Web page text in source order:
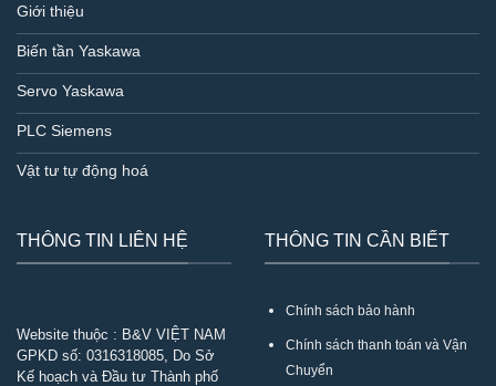
Giới thiệu
Biến tần Yaskawa
Servo Yaskawa
PLC Siemens
Vật tư tự động hoá
THÔNG TIN LIÊN HỆ
Website thuộc : B&V VIỆT NAM
GPKD số: 0316318085 , Do Sở
Kế hoạch và Đầu tư Thành phố
THÔNG TIN CẦN BIẾT
Chính sách bảo hành
Chính sách thanh toán và Vận
Chuyển